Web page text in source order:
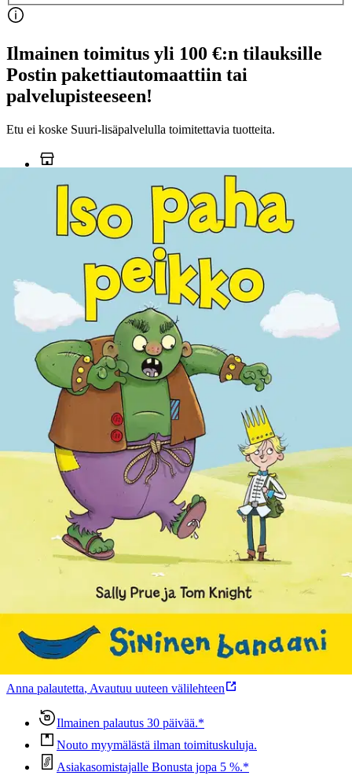
Ilmainen toimitus yli 100 €:n tilauksille
Postin pakettiautomaattiin tai
palvelupisteeseen!
Etu ei koske Suuri‑lisäpalvelulla toimitettavia tuotteita.
Tarkista myymäläsaatavuus
Ei saatavilla
Tuotekuvaus
Prinssi Elias pelaa paljon mieluummin jalkapalloa kuin istuu tylsillä
tunneilla opiskelemassa, miten olla hyvä prinssi. Mutta kun hänet
kutsutaan apuun naapurikaupunkiin ajamaan iso paha peikko
matkoihinsa, Elias toivoo, että olisi kuunnellut tunneilla vähän
paremmin... Supersuosittu Banaani-sarja kutsuu kaikki lukemaan
oppineet vauhdikkaiden ja nauruhermoja kutkuttelevien tarinoiden
pariin. Oppiminen ei ole koskaan ollut näin hauskaa!
Ominaisuudet
Oletko tyytyväinen tuotetietoihin?
Ovatko tuotetiedot riittävät? Jos tuotetiedoissa on puutteita tai niitä
voisi muuten parantaa, anna palautetta.
Anna palautetta, Avautuu uuteen välilehteen
Ilmainen palautus 30 päivää.*
Nouto myymälästä ilman toimituskuluja.
Asiakasomistajalle Bonusta jopa 5 %.*